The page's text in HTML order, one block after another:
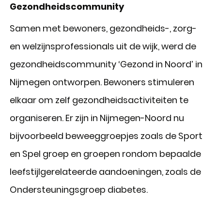
Gezondheidscommunity
Samen met bewoners, gezondheids-, zorg-
en welzijnsprofessionals uit de wijk, werd de
gezondheidscommunity ‘Gezond in Noord’ in
Nijmegen ontworpen. Bewoners stimuleren
elkaar om zelf gezondheidsactiviteiten te
organiseren. Er zijn in Nijmegen-Noord nu
bijvoorbeeld beweeggroepjes zoals de Sport
en Spel groep en groepen rondom bepaalde
leefstijlgerelateerde aandoeningen, zoals de
Ondersteuningsgroep diabetes.